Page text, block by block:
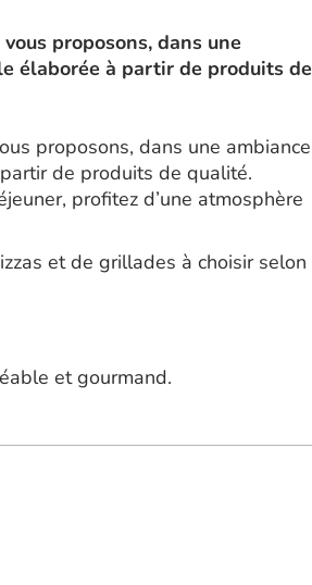
proposons, dans une
élaborée à partir de produits de
proposons, dans une ambiance
de produits de qualité.
profitez d’une atmosphère
et de grillades à choisir selon
et gourmand.